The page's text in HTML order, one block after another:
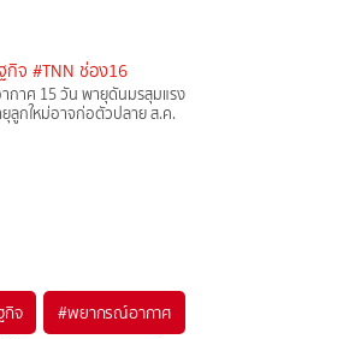
กิจ #TNN ช่อง16
กาศ 15 วัน พายุดันมรสุมแรง
ลูกใหม่อาจก่อตัวปลาย ส.ค.
กิจ #พยากรณ์อากาศ